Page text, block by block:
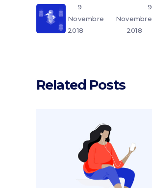
9
Novembre
2018
9
Novembre
2018
Related Posts